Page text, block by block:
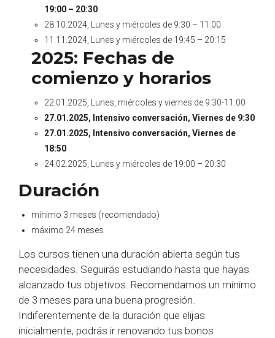
19:00 – 20:30
28.10.2024, Lunes y miércoles de 9:30 – 11:00
11.11.2024, Lunes y miércoles de 19:45 – 20:15
2025: Fechas de
comienzo y horarios
22.01.2025, Lunes, miércoles y viernes de 9:30-11:00
27.01.2025, Intensivo conversación, Viernes de 9:30
27.01.2025, Intensivo conversación, Viernes de
18:50
24.02.2025, Lunes y miércoles de 19:00 – 20:30
Duración
mínimo 3 meses (recomendado)
máximo 24 meses
Los cursos tienen una duración abierta según tus
necesidades. Seguirás estudiando hasta que hayas
alcanzado tus objetivos. Recomendamos un mínimo
de 3 meses para una buena progresión.
Indiferentemente de la duración que elijas
inicialmente, podrás ir renovando tus bonos